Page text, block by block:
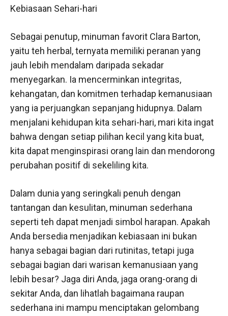
Kebiasaan Sehari-hari
Sebagai penutup, minuman favorit Clara Barton,
yaitu teh herbal, ternyata memiliki peranan yang
jauh lebih mendalam daripada sekadar
menyegarkan. Ia mencerminkan integritas,
kehangatan, dan komitmen terhadap kemanusiaan
yang ia perjuangkan sepanjang hidupnya. Dalam
menjalani kehidupan kita sehari-hari, mari kita ingat
bahwa dengan setiap pilihan kecil yang kita buat,
kita dapat menginspirasi orang lain dan mendorong
perubahan positif di sekeliling kita.
Dalam dunia yang seringkali penuh dengan
tantangan dan kesulitan, minuman sederhana
seperti teh dapat menjadi simbol harapan. Apakah
Anda bersedia menjadikan kebiasaan ini bukan
hanya sebagai bagian dari rutinitas, tetapi juga
sebagai bagian dari warisan kemanusiaan yang
lebih besar? Jaga diri Anda, jaga orang-orang di
sekitar Anda, dan lihatlah bagaimana raupan
sederhana ini mampu menciptakan gelombang